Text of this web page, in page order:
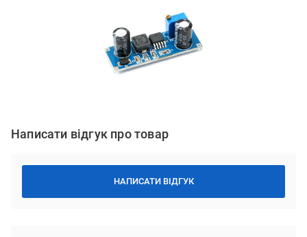
Написати відгук про товар
НАПИСАТИ ВІДГУК